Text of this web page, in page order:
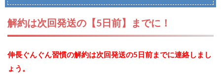
解約は次回発送の【5日前】までに！
伸長ぐんぐん習慣の解約は次回発送の5日前までに連絡しまし
ょう。